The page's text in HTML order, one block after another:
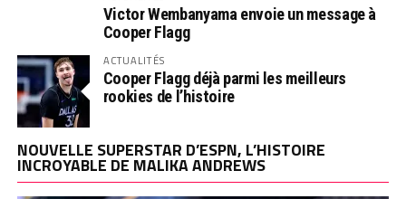
Victor Wembanyama envoie un message à
Cooper Flagg
ACTUALITÉS
Cooper Flagg déjà parmi les meilleurs
rookies de l’histoire
NOUVELLE SUPERSTAR D’ESPN, L’HISTOIRE
INCROYABLE DE MALIKA ANDREWS